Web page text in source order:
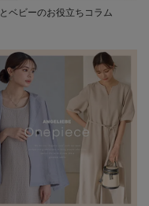
ベビーのお役立ちコラム